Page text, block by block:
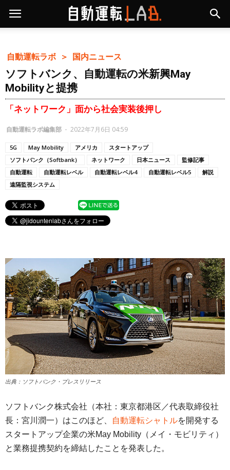
自動運転ラボ ＞ 国内ニュース
ソフトバンク、自動運転の米新興May
Mobilityと提携
「ネットワーク」面から社会実装後押し
自動運転ラボ編集部 - 2022年7月6日 04:59
5G May Mobility アメリカ
スタートアップ
ソフトバンク（Softbank）
ネットワーク 日本ニュース
監修記事
自動運転
自動運転レベル 自動運転レベル4 自動運転レベル5
解説
遠隔監視システム
出典：ソフトバンク・プレスリリース
ソフトバンク株式会社（本社：東京都港区／代表取締役社
長：宮川潤一）はこのほど、
自動運転シャトルを開発する
スタートアップ企業の米May Mobility（メイ・モビリティ）
と業務提携契約を締結したことを発表した。